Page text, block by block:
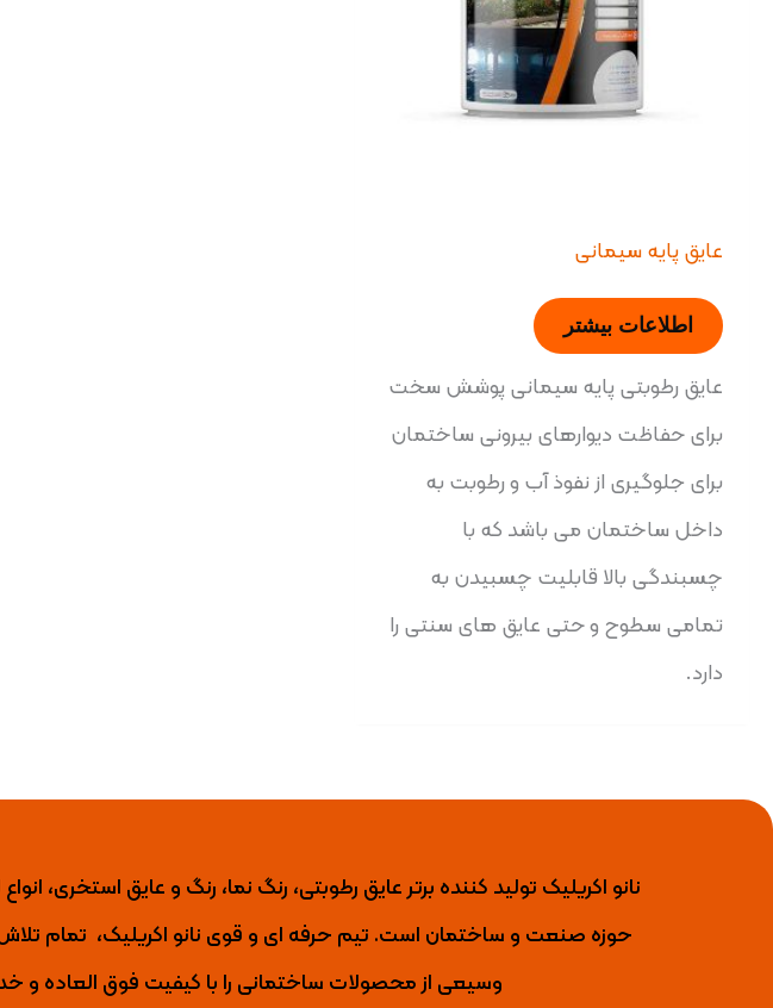
عایق پایه سیمانی
اطلاعات بیشتر
عایق رطوبتی پایه سیمانی پوشش سخت
برای حفاظت دیوارهای بیرونی ساختمان
برای جلوگیری از نفوذ آب و رطوبت به
داخل ساختمان می باشد که با
چسبندگی بالا قابلیت چسبیدن به
تمامی سطوح و حتی عایق های سنتی را
دارد.
حوزه صنعت و ساختمان است. تیم حرفه ای و قوی نانو اکریلیک، تمام
وسیعی از محصولات ساختمانی را با کیفیت فوق العاده و